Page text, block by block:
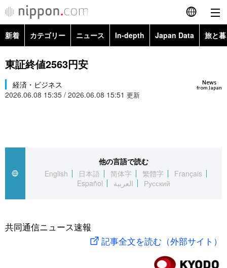
English
カテゴリー
新着 カテゴリー ニュース In-depth Japan Data 旅と
政治・外交
経済・ビジネス Images
東証終値2563円安
News
from Japan
経済・ビジネス
2026.06.08 15:35 / 2026.06.08 15:51 更新
他の言語で読む
English
日本語 简体字 繁體字
Français
Español
العربية Русский
共同通信ニュース速報
記事全文を読む（外部サイト）